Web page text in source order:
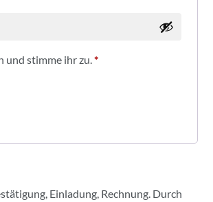
und stimme ihr zu.*
Einladung, Rechnung. Durch